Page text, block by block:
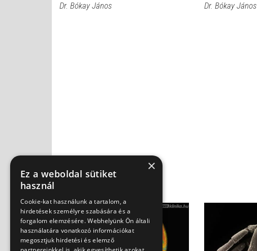
Dr. Bókay János Dr. Bókay János
×
Ez a weboldal sütiket
használ
Cookie-kat használunk a tartalom, a
hirdetések személyre szabására és a
forgalom elemzésére. Webhelyünk Ön általi
használatára vonatkozó információkat
megosztjuk hirdetési és elemző